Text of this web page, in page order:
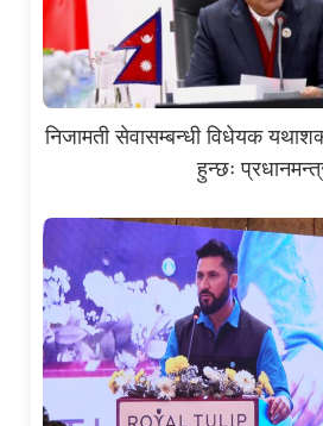
निजामती सेवासम्बन्धी विधेयक
हुन्छः